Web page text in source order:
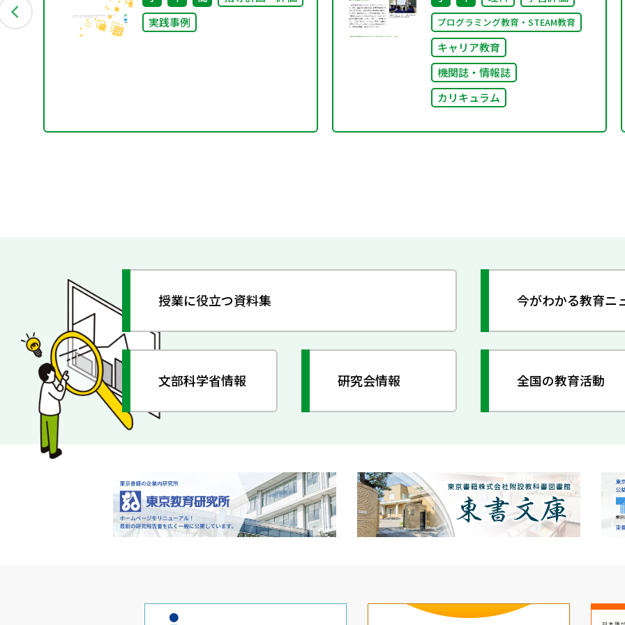
実践事例
プログラミング教育・STEAM教育
キャリア教育
機関誌・情報誌
カリキュラム
授業に役立つ資料集 今がわかる教育ニ
文部科学省情報 研究会情報 全国の教育活動